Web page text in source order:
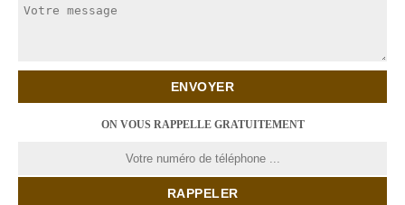
ON VOUS RAPPELLE GRATUITEMENT